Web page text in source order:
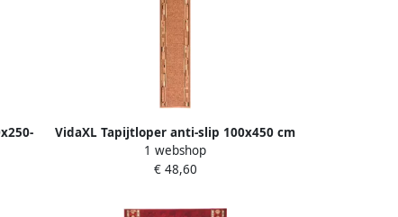
VidaXL Tapijtloper anti-slip 100x450 cm
bruin
1 webshop
€ 48,60